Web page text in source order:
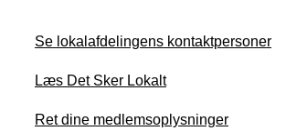
Se lokalafdelingens kontaktpersoner
Læs Det Sker Lokalt
Ret dine medlemsoplysninger